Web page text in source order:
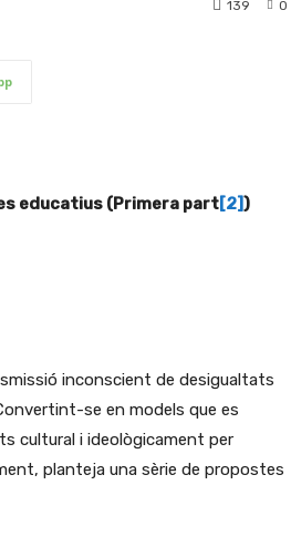
0
139
educatius (Primera part[2])
inconscient de desigualtats
se en models que es
cultural i ideològicament per
planteja una sèrie de propostes